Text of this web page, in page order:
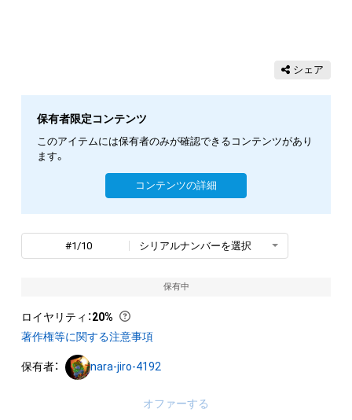
シェア
保有者限定コンテンツ
このアイテムには保有者のみが確認できるコンテンツがあり
ます。
コンテンツの詳細
#1/10 シリアルナンバーを選択
保有中
ロイヤリティ ：20%
著作権等に関する注意事項
保有者： nara-jiro-4192
オファーする